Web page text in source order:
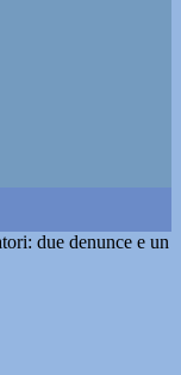
due denunce e un